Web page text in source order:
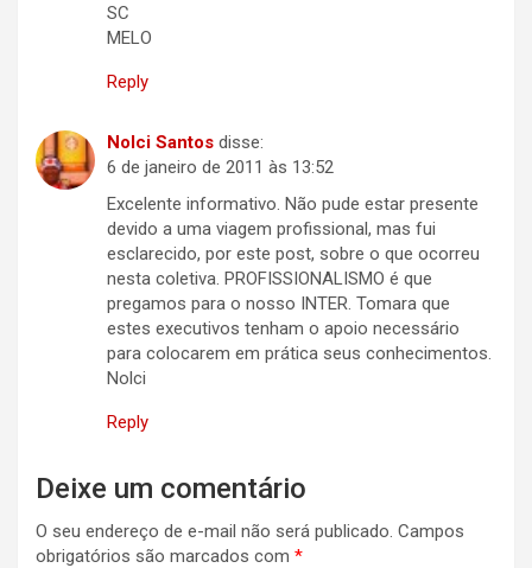
SC
MELO
Reply
Nolci Santos disse:
6 de janeiro de 2011 às 13:52
Excelente informativo. Não pude estar presente
devido a uma viagem profissional, mas fui
esclarecido, por este post, sobre o que ocorreu
nesta coletiva. PROFISSIONALISMO é que
pregamos para o nosso INTER. Tomara que
estes executivos tenham o apoio necessário
para colocarem em prática seus conhecimentos.
Nolci
Reply
Deixe um comentário
O seu endereço de e-mail não será publicado. Campos
obrigatórios são marcados com *